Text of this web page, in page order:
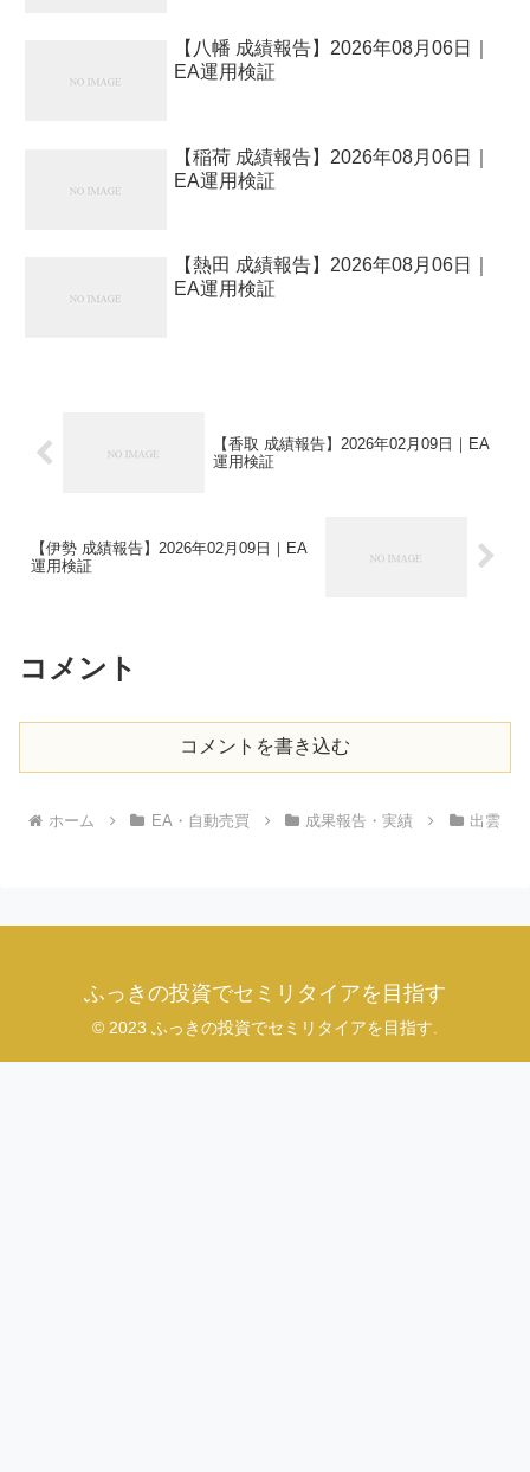
【八幡 成績報告】2026年08月06日｜
EA運用検証
【稲荷 成績報告】2026年08月06日｜
EA運用検証
【熱田 成績報告】2026年08月06日｜
EA運用検証
【香取 成績報告】2026年02月09日｜EA
運用検証
【伊勢 成績報告】2026年02月09日｜EA
運用検証
コメント
コメントを書き込む
ホーム EA・自動売買 成果報告・実績 出雲
ふっきの投資でセミリタイアを目指す
© 2023 ふっきの投資でセミリタイアを目指す.